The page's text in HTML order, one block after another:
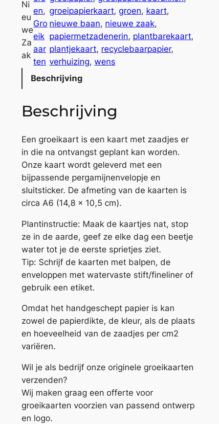
a
r
t
N
i
e
a
a
k
a
a
n
a
l
t
i
v
e
:
Ni
eu
we
Za
ak
en
Gro
eik
aar
ten
groeipapierkaart, groen, kaart
nieuwe baan, nieuwe zaak
papiermetzadenerin, plantbarekaart
plantjekaart, recyclebaarpapier
verhuizing, wens
Beschrijving
Beschrijving
Een groeikaart is een kaart met zaadjes er
in die na ontvangst geplant kan worden.
Onze kaart wordt geleverd met een
bijpassende pergamijnenvelopje en
sluitsticker. De afmeting van de kaarten is
circa A6 (14,8 x 10,5 cm).
Plantinstructie: Maak de kaartjes nat, stop
ze in de aarde, geef ze elke dag een beetje
water tot je de eerste sprietjes ziet.
Tip: Schrijf de kaarten met balpen, de
enveloppen met watervaste stift/fineliner of
gebruik een etiket.
Omdat het handgeschept papier is kan
zowel de papierdikte, de kleur, als de plaats
en hoeveelheid van de zaadjes per cm2
variëren.
Wil je als bedrijf onze originele groeikaarten
verzenden?
Wij maken graag een offerte voor
groeikaarten voorzien van passend ontwerp
en logo.